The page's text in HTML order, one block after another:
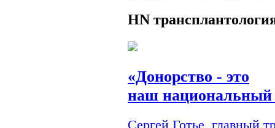
HN
«Донорство - это
наш национальный
Сергей Готье, главный